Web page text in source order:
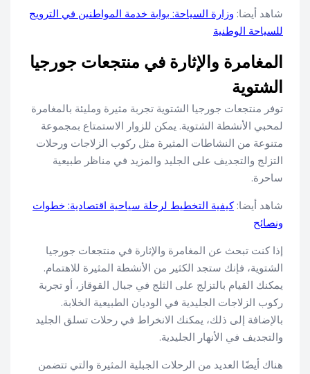
شاهد أيضا: وزارة السياحة: بوابة خدمة المواطنين في الترويج
للسياحة الوطنية
المغامرة والإثارة في منتجعات جورجيا
الشتوية
توفر منتجعات جورجيا الشتوية تجربة مثيرة ومليئة بالمغامرة
لمحبي الأنشطة الشتوية. يمكن للزوار الاستمتاع بمجموعة
متنوعة من النشاطات المثيرة مثل ركوب الزلاجات ورحلات
التزلج والتجديف على الجليد والمزيد في مناظر طبيعية
ساحرة.
شاهد أيضا:كيفية التخطيط لرحلة سياحية اقتصادية: خطوات
ونصائح
إذا كنت تبحث عن المغامرة والإثارة في منتجعات جورجيا
الشتوية، فإنك ستجد الكثير من الأنشطة المثيرة للاهتمام.
يمكنك القيام بالتزلج على الثلج في جبال القوقاز، أو تجربة
ركوب الزلاجات الجليدية في الوديان الطبيعية الخلابة.
بالإضافة إلى ذلك، يمكنك الانخراط في رحلات تسلق الجليد
والتجديف في الأنهار الجليدية.
هناك أيضًا العديد من الرحلات الجبلية المثيرة والتي تتضمن